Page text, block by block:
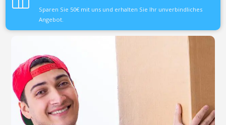
Sparen Sie 50€ mit uns und erhalten Sie Ihr unverbindliches
Angebot.